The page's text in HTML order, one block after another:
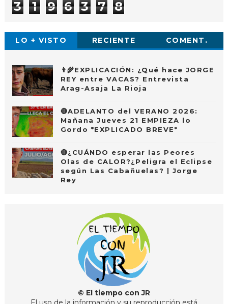
3 1 9 6 3 7 8
LO + VISTO RECIENTE COMENT.
👨‍🌾EXPLICACIÓN: ¿Qué hace JORGE
REY entre VACAS? Entrevista
Arag-Asaja La Rioja
🔴ADELANTO del VERANO 2026:
Mañana Jueves 21 EMPIEZA lo
Gordo *EXPLICADO BREVE*
🔴¿CUÁNDO esperar las Peores
Olas de CALOR?¿Peligra el Eclipse
según Las Cabañuelas? | Jorge
Rey
© El tiempo con JR